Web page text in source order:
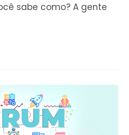
sabe como? A gente